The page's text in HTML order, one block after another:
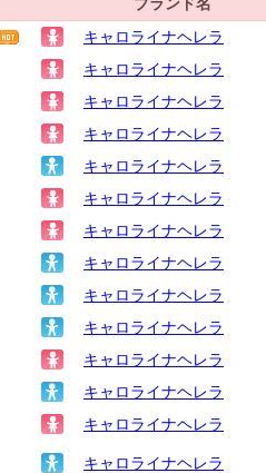
ブランド名
キャロライナヘレラ
キャロライナヘレラ
キャロライナヘレラ
キャロライナヘレラ
キャロライナヘレラ
キャロライナヘレラ
キャロライナヘレラ
キャロライナヘレラ
キャロライナヘレラ
キャロライナヘレラ
キャロライナヘレラ
キャロライナヘレラ
キャロライナヘレラ
キャロライナヘレラ